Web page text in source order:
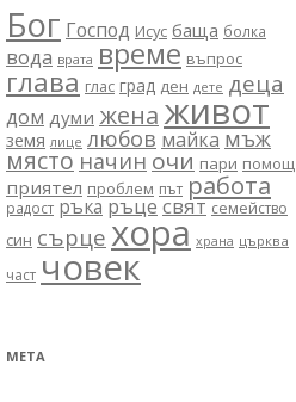
Бог Господ Исус баща болка
вода врата време въпрос
глава глас град ден дете деца
дом думи жена живот
земя лице любов майка мъж
място начин очи пари помощ
приятел проблем път работа
радост ръка ръце свят семейство
син сърце хора храна църква
част човек
МЕТА